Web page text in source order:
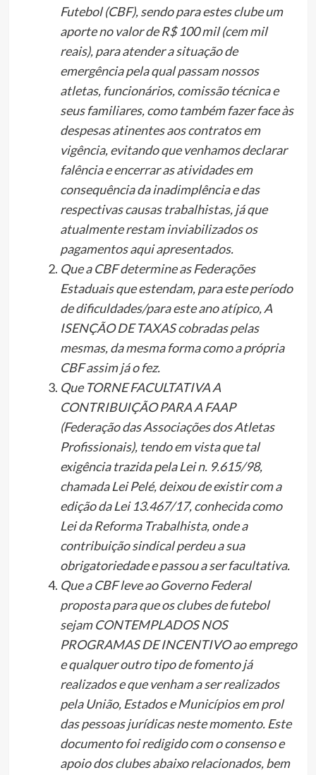
Futebol (CBF), sendo para estes clube um
aporte no valor de R$ 100 mil (cem mil
reais), para atender a situação de
emergência pela qual passam nossos
atletas, funcionários, comissão técnica e
seus familiares, como também fazer face às
despesas atinentes aos contratos em
vigência, evitando que venhamos declarar
falência e encerrar as atividades em
consequência da inadimplência e das
respectivas causas trabalhistas, já que
atualmente restam inviabilizados os
pagamentos aqui apresentados.
Que a CBF determine as Federações
Estaduais que estendam, para este período
de dificuldades/para este ano atípico, A
ISENÇÃO DE TAXAS cobradas pelas
mesmas, da mesma forma como a própria
CBF assim já o fez.
Que TORNE FACULTATIVA A
CONTRIBUIÇÃO PARA A FAAP
(Federação das Associações dos Atletas
Profissionais), tendo em vista que tal
exigência trazida pela Lei n. 9.615/98,
chamada Lei Pelé, deixou de existir com a
edição da Lei 13.467/17, conhecida como
Lei da Reforma Trabalhista, onde a
contribuição sindical perdeu a sua
obrigatoriedade e passou a ser facultativa.
Que a CBF leve ao Governo Federal
proposta para que os clubes de futebol
sejam CONTEMPLADOS NOS
PROGRAMAS DE INCENTIVO ao emprego
e qualquer outro tipo de fomento já
realizados e que venham a ser realizados
pela União, Estados e Municípios em prol
das pessoas jurídicas neste momento. Este
documento foi redigido com o consenso e
apoio dos clubes abaixo relacionados, bem